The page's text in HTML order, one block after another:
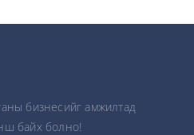
бизнесийг амжилтад
байх болно!